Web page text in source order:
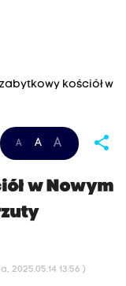
kościół w
A A A share
w Nowym
2025.05.14 13:56 )